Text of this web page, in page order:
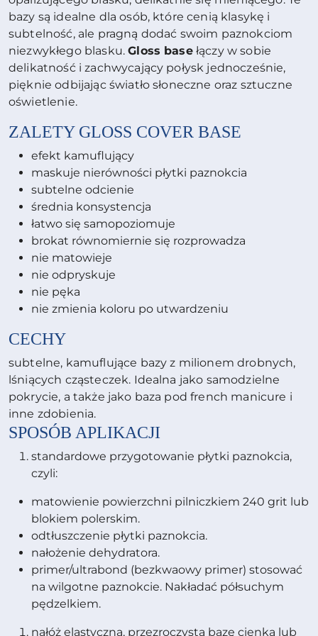
bazy są idealne dla osób, które cenią klasykę i
subtelność, ale pragną dodać swoim paznokciom
niezwykłego blasku.Gloss basełączy w sobie
delikatność i zachwycający połysk jednocześnie,
pięknie odbijając światło słoneczne oraz sztuczne
oświetlenie.
ZALETY GLOSS COVER BASE
efekt kamuflujący
maskuje nierówności płytki paznokcia
subtelne odcienie
średnia konsystencja
łatwo się samopoziomuje
brokat równomiernie się rozprowadza
nie matowieje
nie odpryskuje
nie pęka
nie zmienia koloru po utwardzeniu
CECHY
subtelne, kamuflujące bazy z milionem drobnych,
lśniących cząsteczek. Idealna jako samodzielne
pokrycie, a także jako baza pod french manicure i
inne zdobienia.
SPOSÓB APLIKACJI
standardowe przygotowanie płytki paznokcia,
czyli:
matowienie powierzchni pilniczkiem 240 grit lub
blokiem polerskim.
odtłuszczenie płytki paznokcia.
nałożenie dehydratora.
primer/ultrabond (bezkwaowy primer) stosować
na wilgotne paznokcie. Nakładać półsuchym
pędzelkiem.
nałóż elastyczną, przezroczystą bazę cienką lub